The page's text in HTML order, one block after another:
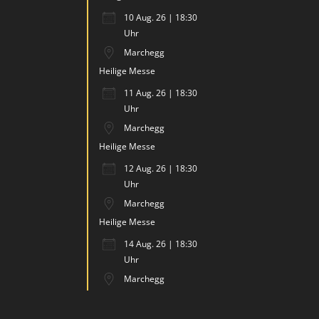
10 Aug. 26 | 18:30
Uhr
Marchegg
Heilige Messe
11 Aug. 26 | 18:30
Uhr
Marchegg
Heilige Messe
12 Aug. 26 | 18:30
Uhr
Marchegg
Heilige Messe
14 Aug. 26 | 18:30
Uhr
Marchegg